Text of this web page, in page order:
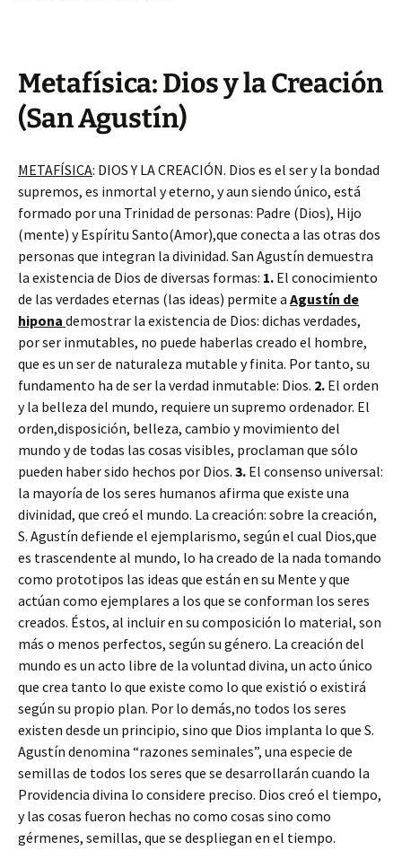
Metafísica: Dios y la Creación
(San Agustín)
METAFÍSICA: DIOS Y LA CREACIÓN. Dios es el ser y la bondad
supremos, es inmortal y eterno, y aun siendo único, está
formado por una Trinidad de personas: Padre (Dios), Hijo
(mente) y Espíritu Santo(Amor),que conecta a las otras dos
personas que integran la divinidad. San Agustín demuestra
la existencia de Dios de diversas formas: 1. El conocimiento
de las verdades eternas (las ideas) permite a Agustín de
hipona demostrar la existencia de Dios: dichas verdades,
por ser inmutables, no puede haberlas creado el hombre,
que es un ser de naturaleza mutable y finita. Por tanto, su
fundamento ha de ser la verdad inmutable: Dios. 2. El orden
y la belleza del mundo, requiere un supremo ordenador. El
orden,disposición, belleza, cambio y movimiento del
mundo y de todas las cosas visibles, proclaman que sólo
pueden haber sido hechos por Dios. 3. El consenso universal:
la mayoría de los seres humanos afirma que existe una
divinidad, que creó el mundo. La creación: sobre la creación,
S. Agustín defiende el ejemplarismo, según el cual Dios,que
es trascendente al mundo, lo ha creado de la nada tomando
como prototipos las ideas que están en su Mente y que
actúan como ejemplares a los que se conforman los seres
creados. Éstos, al incluir en su composición lo material, son
más o menos perfectos, según su género. La creación del
mundo es un acto libre de la voluntad divina, un acto único
que crea tanto lo que existe como lo que existió o existirá
según su propio plan. Por lo demás,no todos los seres
existen desde un principio, sino que Dios implanta lo que S.
Agustín denomina “razones seminales”, una especie de
semillas de todos los seres que se desarrollarán cuando la
Providencia divina lo considere preciso. Dios creó el tiempo,
y las cosas fueron hechas no como cosas sino como
gérmenes, semillas, que se despliegan en el tiempo.